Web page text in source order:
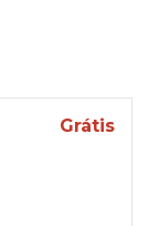
Grátis